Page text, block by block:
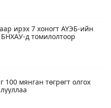
ирэх 7 хоногт АҮЭБ-ийн
д томилолтоор
мянган төгрөгт олгох